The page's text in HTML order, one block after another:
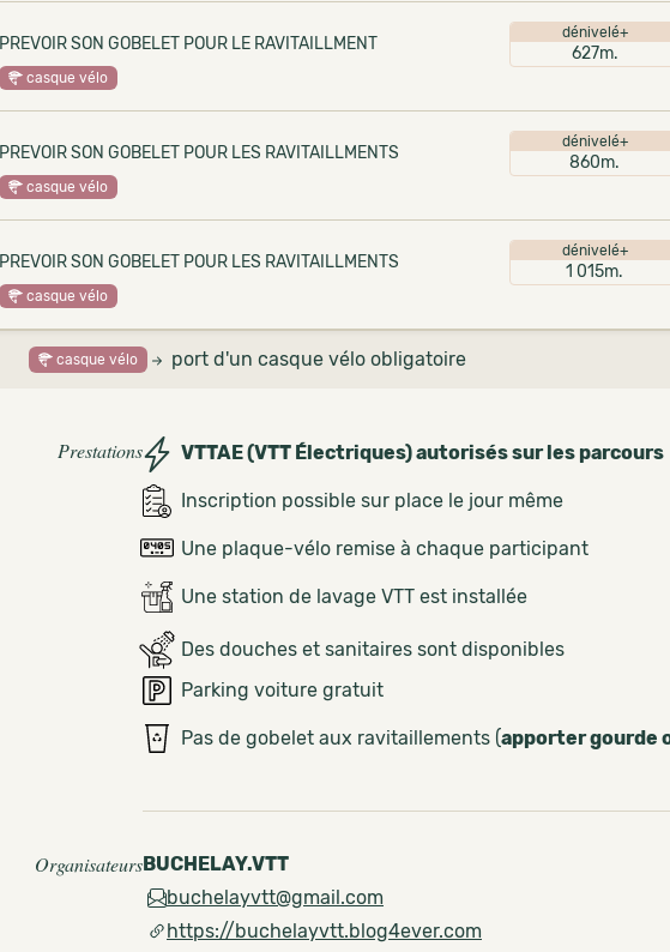
PREVOIR SON GOBELET POUR LE RAVITAILLMENT
dénivelé+
627m.
casque vélo
PREVOIR SON GOBELET POUR LES RAVITAILLMENTS
dénivelé+
860m.
casque vélo
PREVOIR SON GOBELET POUR LES RAVITAILLMENTS
dénivelé+
1 015m.
casque vélo
casque vélo port d'un casque vélo obligatoire
Prestations VTTAE (VTT Électriques) autorisés sur les parcours
Inscription possible sur place le jour même
Une plaque-vélo remise à chaque participant
Une station de lavage VTT est installée
Des douches et sanitaires sont disponibles
Parking voiture gratuit
Pas de gobelet aux ravitaillements (apporter gourde
OrganisateursBUCHELAY.VTT
buchelayvtt@gmail.com
https://buchelayvtt.blog4ever.com